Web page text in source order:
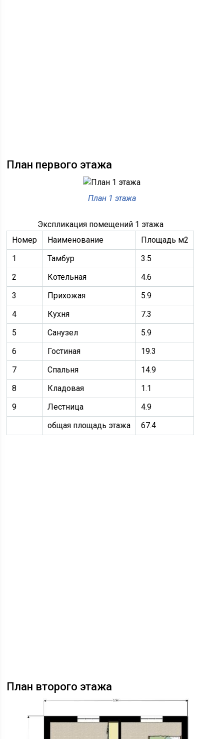
План первого этажа
План 1 этажа
Экспликация помещений 1 этажа
Номер
Наименование
Площадь м2
1
Тамбур
3.5
2
Котельная
4.6
3
Прихожая
5.9
4
Кухня
7.3
5
Санузел
5.9
6
Гостиная
19.3
7
Спальня
14.9
8
Кладовая
1.1
9
Лестница
4.9
общая площадь этажа
67.4
План второго этажа